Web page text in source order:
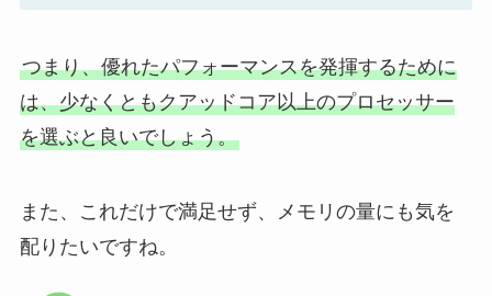
つまり、優れたパフォーマンスを発揮するために
は、少なくともクアッドコア以上のプロセッサー
を選ぶと良いでしょう。
また、これだけで満足せず、メモリの量にも気を
配りたいですね。